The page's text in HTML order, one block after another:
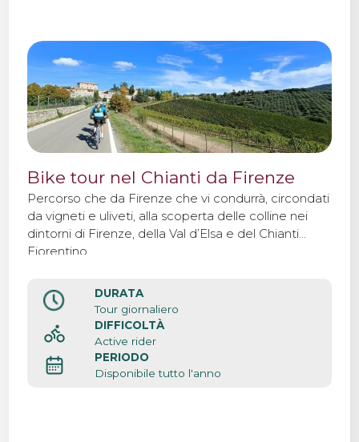
Bike tour nel Chianti da Firenze
Percorso che da Firenze che vi condurrà, circondati
da vigneti e uliveti, alla scoperta delle colline nei
dintorni di Firenze, della Val d’Elsa e del Chianti
Fiorentino.
DURATA
Tour giornaliero
DIFFICOLTÀ
Active rider
PERIODO
Disponibile tutto l'anno